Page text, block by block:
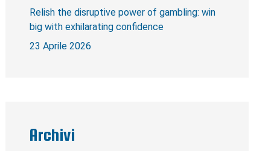
Relish the disruptive power of gambling: win
big with exhilarating confidence
23 Aprile 2026
Archivi